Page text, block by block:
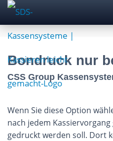
Bondruck nur
CSS Group
Wenn Sie diese Option
nach jedem
gedruckt werden soll. Dort